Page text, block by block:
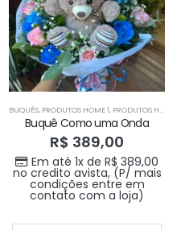
BUQUÊS, PRODUTOS HOME 1, PRODUTOS HOME1
Buquê Como uma Onda
R$ 389,00
Em até 1x de R$ 389,00
no credito avista, (P/ mais
condições entre em
contato com a loja)